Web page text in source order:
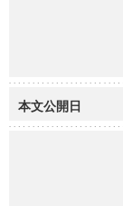
本文公開日